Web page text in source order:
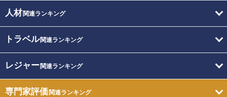
人材関連ランキング
トラベル関連ランキング
レジャー関連ランキング
専門家評価関連ランキング